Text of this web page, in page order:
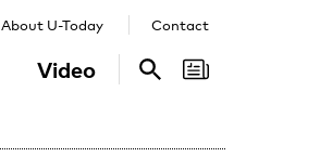
Video
About U-Today Contact
Search